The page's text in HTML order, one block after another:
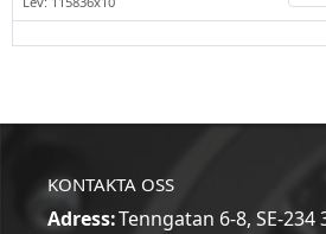
KONTAKTA OSS
Adress:Tenngatan 6-8, SE-234